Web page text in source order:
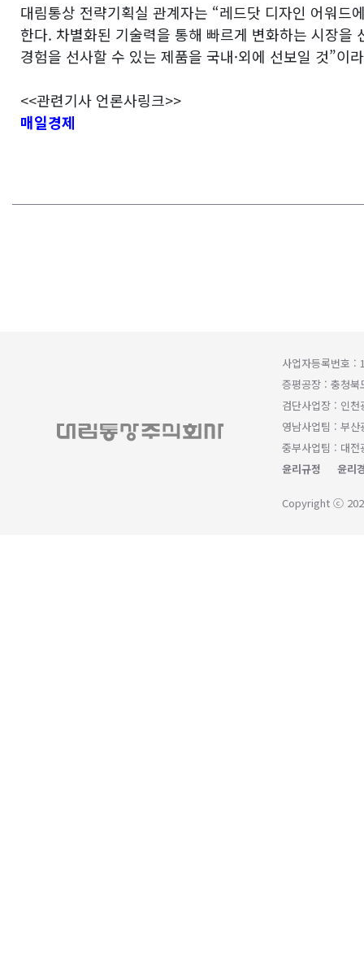
대림통상 전략기획실 관계자는 “레드닷 디자인 어워
한다. 차별화된 기술력을 통해 빠르게 변화하는 시장
경험을 선사할 수 있는 제품을 국내·외에 선보일 것”이
매일경제
사업자등록번호 :
증평공장 : 충청
검단사업장 : 인
영남사업팀 : 부
중부사업팀 : 대
윤리규정
윤리
Copyright ⓒ